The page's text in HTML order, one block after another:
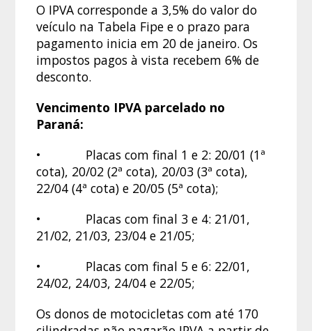
O IPVA corresponde a 3,5% do valor do
veículo na Tabela Fipe e o prazo para
pagamento inicia em 20 de janeiro. Os
impostos pagos à vista recebem 6% de
desconto.
Vencimento IPVA parcelado no
Paraná:
• Placas com final 1 e 2: 20/01 (1ª
cota), 20/02 (2ª cota), 20/03 (3ª cota),
22/04 (4ª cota) e 20/05 (5ª cota);
• Placas com final 3 e 4: 21/01,
21/02, 21/03, 23/04 e 21/05;
• Placas com final 5 e 6: 22/01,
24/02, 24/03, 24/04 e 22/05;
Os donos de motocicletas com até 170